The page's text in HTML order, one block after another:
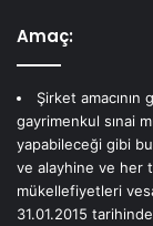
Amaç:
Şirket
gayrimenkul sınai
yapabileceği gibi
ve alayhine ve her
mükellefiyetleri
31.01.2015